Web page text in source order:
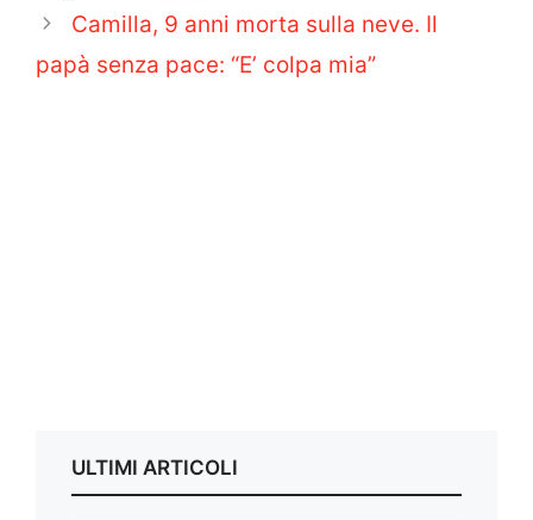
Camilla, 9 anni morta sulla neve. Il
papà senza pace: “E’ colpa mia”
ULTIMI ARTICOLI